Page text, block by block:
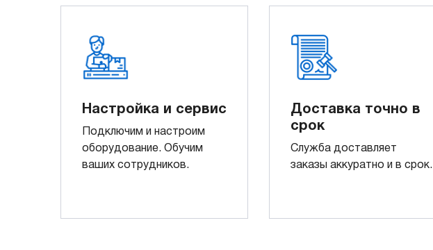
Настройка и сервис
Подключим и настроим
оборудование. Обучим
ваших сотрудников.
Доставка точно в
срок
Служба доставляет
заказы аккуратно и в срок.